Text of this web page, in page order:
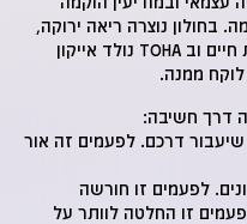
בחולון נוצרה ריאה ירוקה,
באטריום הפכו הנדסה מדויקת לאיכות חיים וב TOHA נולד אייקון
לוקח ממנה.
דרך חשיבה:
דרכם. לפעמים זה אור
לפעמים זו חורשה
זו החלטה לוותר על